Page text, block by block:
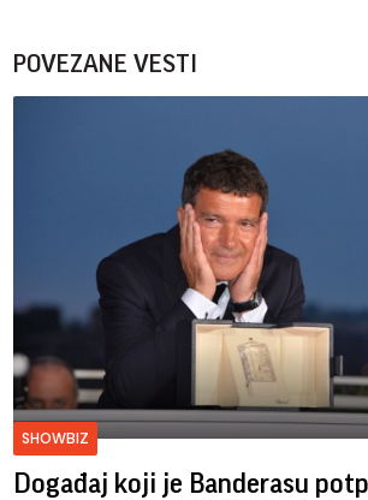
POVEZANE VESTI
SHOWBIZ
Događaj koji je Banderasu